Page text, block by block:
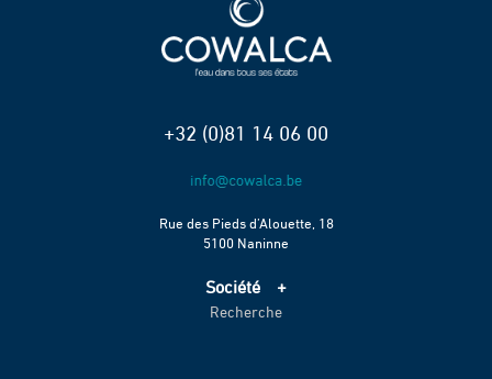
+32 (0)81 14 06 00
Rue des Pieds d’Alouette, 18
5100 Naninne
Société
Accueil
Recherche